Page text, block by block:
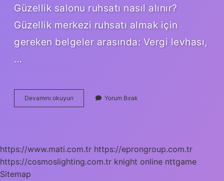
Güzellik salonu ruhsatı nasıl alınır?
Güzellik merkezi ruhsatı almak için
gereken belgeler arasında: Vergi levhası,
…
Devamını okuyun Güzellik
Salonu
Yorum Bırak
https://www.mati.com.tr https://eprongroup.com.tr
https://cosmoslighting.com.tr knight online nttgame
Sitemap